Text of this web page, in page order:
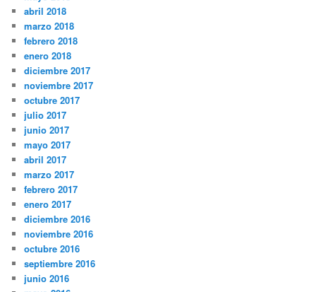
abril 2018
marzo 2018
febrero 2018
enero 2018
diciembre 2017
noviembre 2017
octubre 2017
julio 2017
junio 2017
mayo 2017
abril 2017
marzo 2017
febrero 2017
enero 2017
diciembre 2016
noviembre 2016
octubre 2016
septiembre 2016
junio 2016